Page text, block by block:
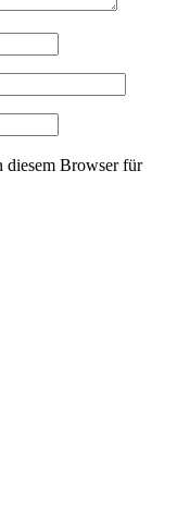
diesem Browser für